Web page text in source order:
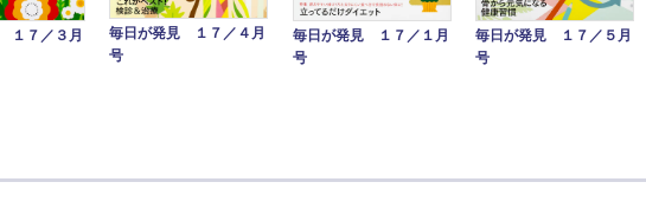
１７／３月
毎日が発見 １７／４月
号
毎日が発見 １７／１月
号
毎日が発見 １７／５月
号